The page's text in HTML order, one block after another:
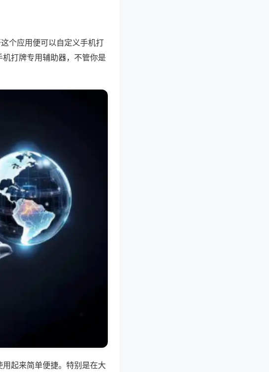
个应用便可以自定义手机打
打牌专用辅助器，不管你是
起来简单便捷。特别是在大